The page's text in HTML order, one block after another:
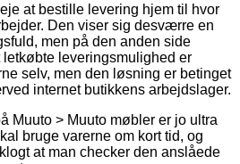
at bestille levering hjem til hvor
Den viser sig desværre en
men på den anden side
leveringsmulighed er
selv, men den løsning er betinget
internet butikkens arbejdslager.
Muuto > Muuto møbler er jo ultra
bruge varerne om kort tid, og
at man checker den anslåede